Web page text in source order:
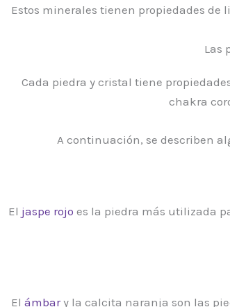
Estos minerales tienen propiedades
Las
Cada piedra y cristal tiene
chakra
A continuación, se describen
El jaspe rojo es la piedra más utilizada
El ámbary la calcita naranja son las